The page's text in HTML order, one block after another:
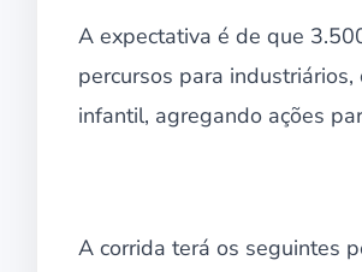
A expectativa é de que
percursos para
infantil, agregando ações
A corrida terá os seguintes